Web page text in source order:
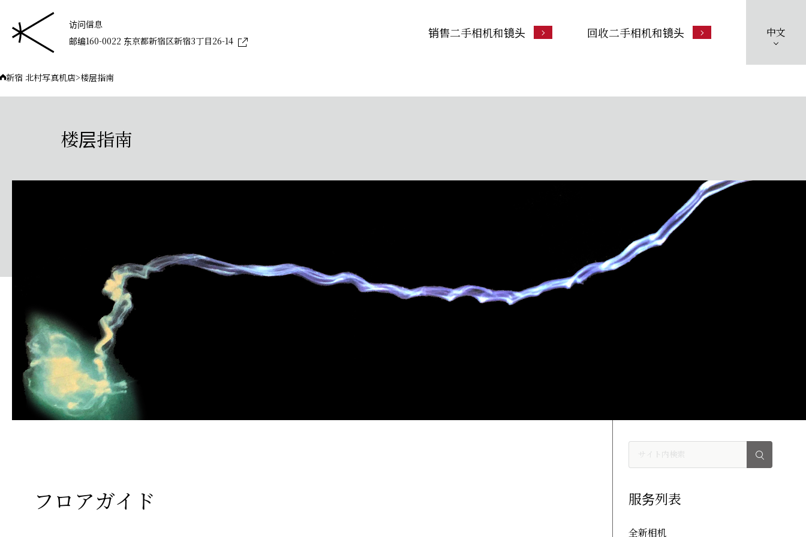
访问信息
邮编160-0022 东京都新宿区新宿3丁目26-14
销售二手相机和镜头 回收二手相机和镜头 中文
新宿 北村写真机店>楼层指南
楼层指南
フロアガイド 服务列表
全新相机